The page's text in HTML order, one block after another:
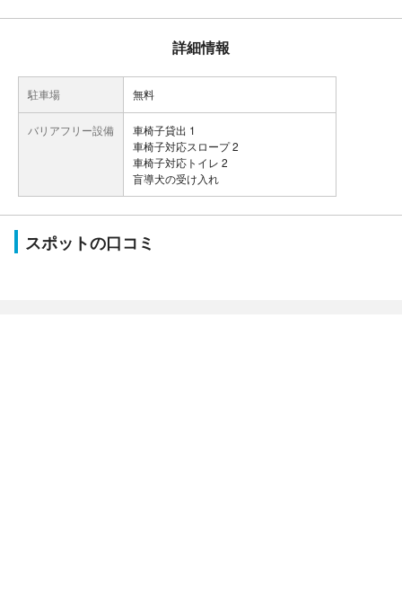
詳細情報
駐車場 無料
バリアフリー設備
車椅子貸出 1
車椅子対応スロープ 2
車椅子対応トイレ 2
盲導犬の受け入れ
スポットの口コミ